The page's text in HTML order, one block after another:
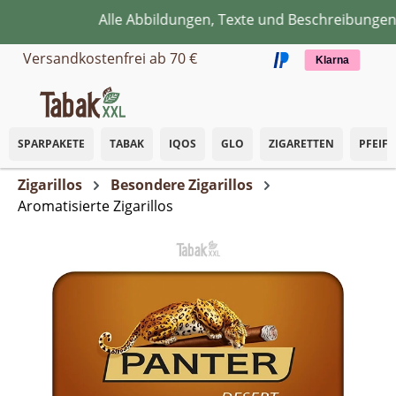
Zum Hauptinhalt springen
Alle Abbildungen, Texte und
Versandkostenfrei ab 70 €
Klarna
SPARPAKETE TABAK IQOS GLO ZIGARETTEN
Zigarillos
Besondere Zigarillos
Aromatisierte Zigarillos